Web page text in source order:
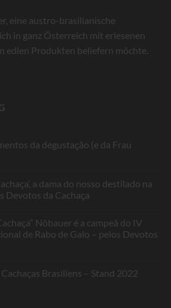
eine austro-brasilianische
in ganz Österreich mit erlesenen
edlen Produkten beliefern möchte.
da degustação (e da Frau
a dama do nosso destilado na
Devotos da Cachaça
Nöbauer é a campeã do IV
de Rabo de Galo – pelos Devotos
Brasiliens – Stand 2022